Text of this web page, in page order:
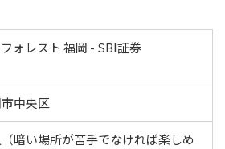
ォレスト 福岡 - SBI証券
中央区
暗い場所が苦手でなければ楽しめ